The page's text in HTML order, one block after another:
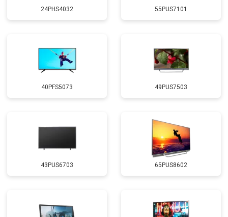
24PHS4032 55PUS7101
40PFS5073 49PUS7503
43PUS6703 65PUS8602